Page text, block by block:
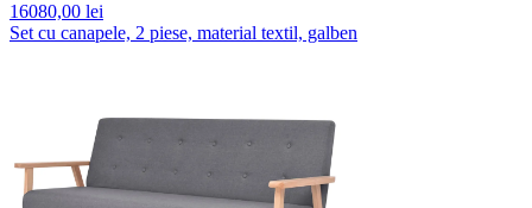
16080,00 lei
Set cu canapele, 2 piese, material textil, galben